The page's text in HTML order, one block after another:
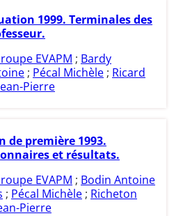
1999. Terminales des
EVAPM ; Bardy
; Pécal Michèle ; Ricard
Pierre
de première 1993.
et résultats.
EVAPM ; Bodin Antoine
; Pécal Michèle ; Richeton
Pierre